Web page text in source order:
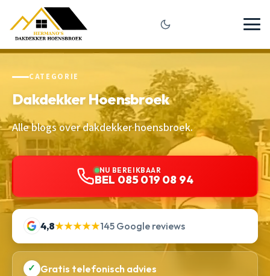
CATEGORIE
Dakdekker Hoensbroek
Alle blogs over dakdekker hoensbroek.
NU BEREIKBAAR
BEL 085 019 08 94
4,8★★★★★145 Google reviews
✓ Gratis telefonisch advies